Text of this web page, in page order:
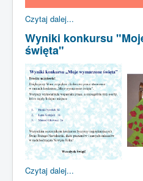
Czytaj dalej...
Wyniki konkursu
święta"
Czytaj dalej...